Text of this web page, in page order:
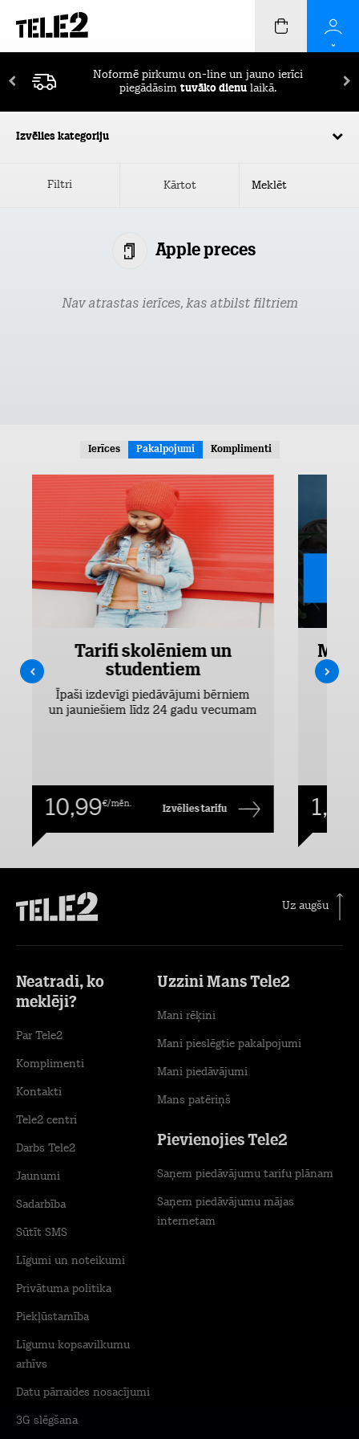
Noformē pirkumu on-line un jauno ierīci
piegādāsim tuvāko dienu laikā.
Izvēlies kategoriju
Filtri Kārtot
Apple preces
Nav atrastas ierīces, kas atbilst filtriem
Ierīces Pakalpojumi Komplimenti
Tarifi skolēniem un
studentiem
Īpaši izdevīgi piedāvājumi bērniem
un jauniešiem līdz 24 gadu vecumam
10,99€/mēn. Izvēlies tarifu 1,00
Uz augšu
Neatradi, ko
meklēji?
Par Tele2
Komplimenti
Kontakti
Tele2 centri
Darbs Tele2
Jaunumi
Sadarbība
Sūtīt SMS
Līgumi un noteikumi
Privātuma politika
Piekļūstamība
Līgumu kopsavilkumu
arhīvs
Datu pārraides nosacījumi
3G slēgšana
Uzzini Mans Tele2
Mani rēķini
Mani pieslēgtie pakalpojumi
Mani piedāvājumi
Mans patēriņš
Pievienojies Tele2
Saņem piedāvājumu tarifu plānam
Saņem piedāvājumu mājas
internetam